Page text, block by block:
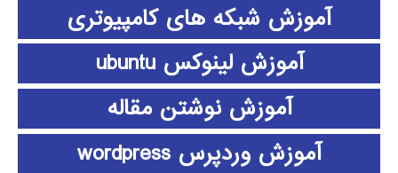
آموزش شبکه های کامپیوتری
آموزش لینوکس ubuntu
آموزش نوشتن مقاله
آموزش وردپرس wordpress